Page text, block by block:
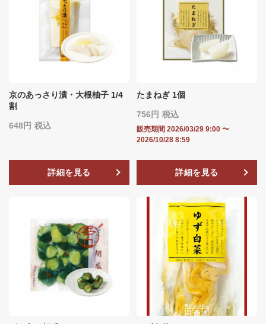
京のあっさり漬・大根柚子 1/4
割
648 税込
詳細を見る
たまねぎ 1個
756 税込
販売期間 2026/03/29 9:00 〜
2026/10/28 8:59
詳細を見る